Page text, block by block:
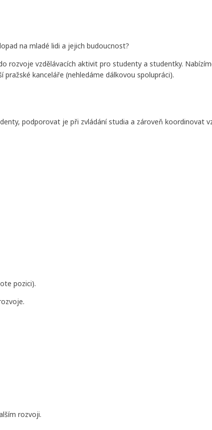
na mladé lidi a jejich budoucnost?
rozvoje vzdělávacích aktivit pro studenty a studentky.
kanceláře (nehledáme dálkovou spolupráci).
podporovat je při zvládání studia a zároveň koordinovat
pozici).
rozvoji.